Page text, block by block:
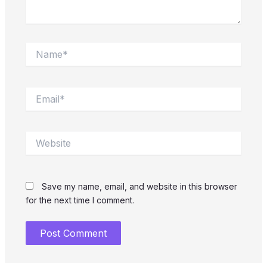
Save my name, email, and website in this browser
for the next time I comment.